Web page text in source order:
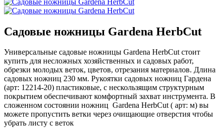
Садовые ножницы Gardena HerbCut
Универсальные садовые ножницы Gardena HerbCut стоит
купить для несложных хозяйственных и садовых работ,
обрезки молодых веток, цветов, отрезания материалов. Длина
садовых ножниц 230 мм. Рукоятки садовых ножниц Гардена
(арт: 12214-20) пластиковые, с нескользящим структурным
покрытием обеспечивают комфортный захват инструмента. В
сложенном состоянии ножниц Gardena HerbCut ( арт: м) вы
можете пропустить ветки через очищающие отверстия чтобы
убрать листу с веток